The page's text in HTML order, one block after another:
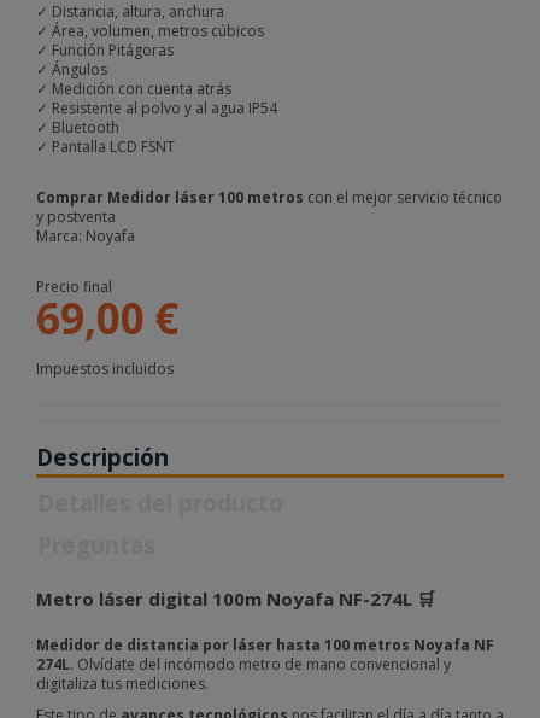
✓ Distancia, altura, anchura
✓ Área, volumen, metros cúbicos
✓ Función Pitágoras
✓ Ángulos
✓ Medición con cuenta atrás
✓ Resistente al polvo y al agua IP54
✓ Bluetooth
✓ Pantalla LCD FSNT
Comprar Medidor láser 100 metros con el mejor servicio técnico
y postventa
Marca: Noyafa
Precio final
69,00 €
Impuestos incluidos
Descripción
Metro láser digital 100m Noyafa NF-274L 🛒
Medidor de distancia por láser hasta 100 metros Noyafa NF
274L. Olvídate del incómodo metro de mano convencional y
digitaliza tus mediciones.